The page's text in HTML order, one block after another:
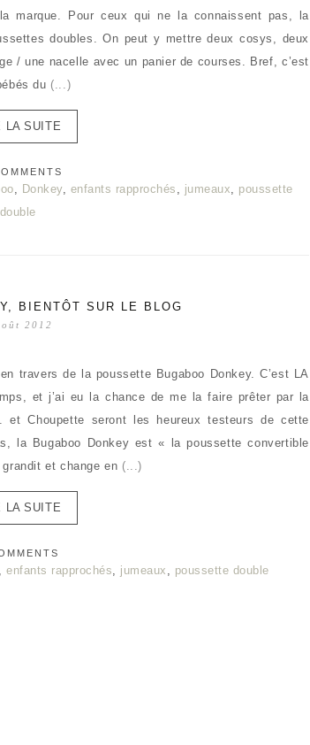
marque. Pour ceux qui ne la connaissent pas, la
doubles. On peut y mettre deux cosys, deux
/ une nacelle avec un panier de courses. Bref, c’est
du (...)
LA SUITE
, Donkey, enfants rapprochés , jumeaux, poussette
double
BIENTÔT SUR LE BLOG
2012
travers de la poussette Bugaboo Donkey. C’est LA
et j’ai eu la chance de me la faire prêter par la
et Choupette seront les heureux testeurs de cette
la Bugaboo Donkey est « la poussette convertible
et change en (...)
LA SUITE
enfants rapprochés, jumeaux , poussette double